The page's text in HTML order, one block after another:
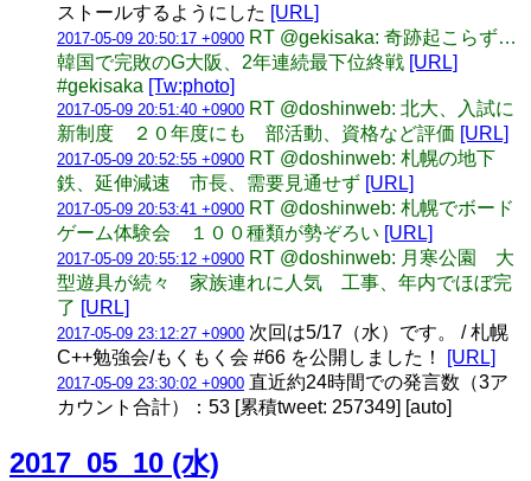
ストールするようにした [URL]
2017-05-09 20:50:17 +0900 RT @gekisaka: 奇跡起こらず…
韓国で完敗のG大阪、2年連続最下位終戦 [URL]
#gekisaka [Tw:photo]
2017-05-09 20:51:40 +0900 RT @doshinweb: 北大、入試に
新制度 ２０年度にも 部活動、資格など評価 [URL]
2017-05-09 20:52:55 +0900 RT @doshinweb: 札幌の地下
鉄、延伸減速 市長、需要見通せず [URL]
2017-05-09 20:53:41 +0900 RT @doshinweb: 札幌でボード
ゲーム体験会 １００種類が勢ぞろい [URL]
2017-05-09 20:55:12 +0900 RT @doshinweb: 月寒公園 大
型遊具が続々 家族連れに人気 工事、年内でほぼ完
了 [URL]
2017-05-09 23:12:27 +0900 次回は5/17（水）です。 / 札幌
C++勉強会/もくもく会 #66 を公開しました！
[URL]
2017-05-09 23:30:02 +0900 直近約24時間での発言数（3ア
カウント合計）：53 [累積tweet: 257349] [auto]
2017_05_10 (水)